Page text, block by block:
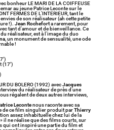
bonheur LE MARI DE LA COIFFEUSE
au jeune Patrice Leconte sur le
FERMES DE L’INTERIEUR, tant le
de son réalisateur (ah cette petite
!). Jean Rocheforta rarement, pour
tant d’amour et de bienveillance. Ce
réalisateur, est à l’image du duo
, un monument de sensualité, une ode
!
DU BOLERO (1992) avecJacques
du réalisateur de près d’une
régalent de deux autres interviews,
Lecontenous raconte avec sa
de ce film singulier produit parThierry
assez inhabituelle chez lui de la
il ne réalise que des films courts, sur
qui ont inspiré une partie du film et